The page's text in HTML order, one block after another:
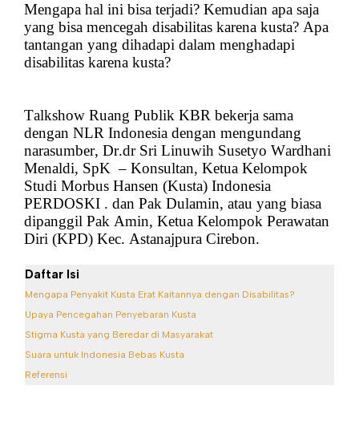
Mengapa hal ini bisa terjadi? Kemudian apa saja
yang bisa mencegah disabilitas karena kusta? Apa
tantangan yang dihadapi dalam menghadapi
disabilitas karena kusta?
Talkshow Ruang Publik KBR bekerja sama
dengan NLR Indonesia dengan mengundang
narasumber, Dr.dr Sri Linuwih Susetyo Wardhani
Menaldi, SpK – Konsultan, Ketua Kelompok
Studi Morbus Hansen (Kusta) Indonesia
PERDOSKI . dan Pak Dulamin, atau yang biasa
dipanggil Pak Amin, Ketua Kelompok Perawatan
Diri (KPD) Kec. Astanajpura Cirebon.
Daftar Isi
Mengapa Penyakit Kusta Erat Kaitannya dengan Disabilitas?
Upaya Pencegahan Penyebaran Kusta
Stigma Kusta yang Beredar di Masyarakat
Suara untuk Indonesia Bebas Kusta
Referensi